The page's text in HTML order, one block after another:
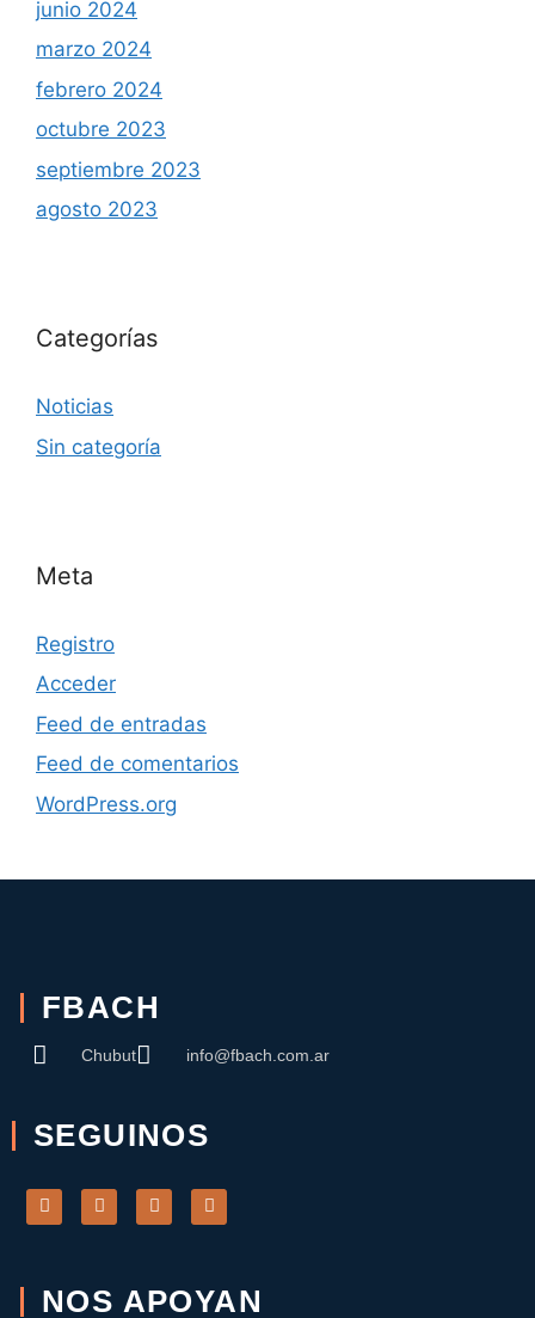
junio 2024
marzo 2024
febrero 2024
octubre 2023
septiembre 2023
agosto 2023
Categorías
Noticias
Sin categoría
Meta
Registro
Acceder
Feed de entradas
Feed de comentarios
WordPress.org
FBACH
Chubut info@fbach.com.ar
SEGUINOS
NOS APOYAN